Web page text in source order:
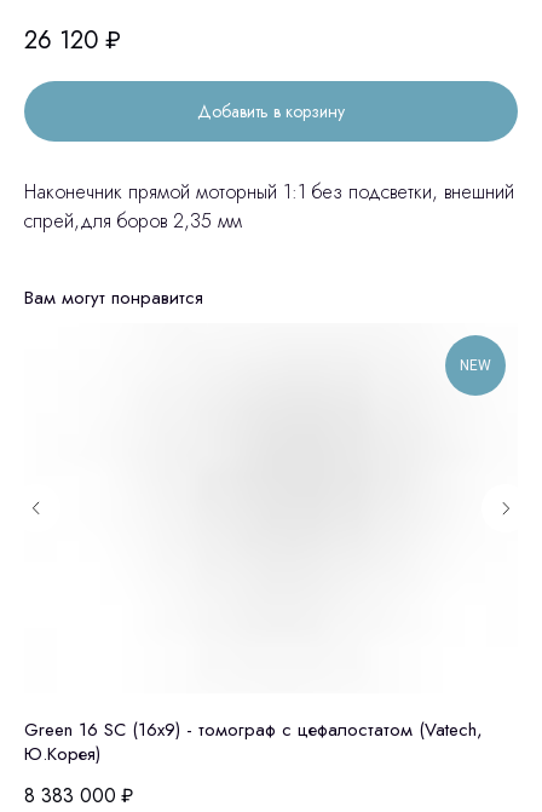
26 120 ₽
Добавить в корзину
Наконечник прямой моторный 1:1 без подсветки, внешний
спрей,для боров 2,35 мм
Вам могут понравится
NEW
Green 16 SC (16x9) - томограф c цефалостатом (Vatech,
Ю.Корея)
8 383 000 ₽